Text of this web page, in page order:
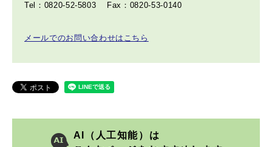
Tel：0820-52-5803
Fax：0820-53-0140
メールでのお問い合わせはこちら
AI（人工知能）は